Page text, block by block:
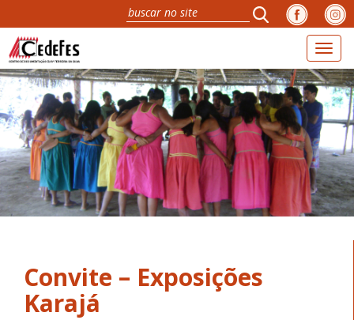
Convite – Exposições
Karajá